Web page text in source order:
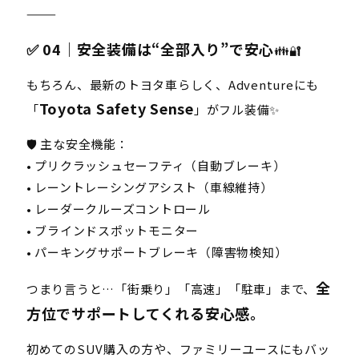
⸻
✅ 04｜安全装備は“全部入り”で安心👪🔐
もちろん、最新のトヨタ車らしく、Adventureにも
「Toyota Safety Sense 」がフル装備✨
🛡️ 主な安全機能：
• プリクラッシュセーフティ（自動ブレーキ）
• レーントレーシングアシスト（車線維持）
• レーダークルーズコントロール
• ブラインドスポットモニター
• パーキングサポートブレーキ（障害物検知）
つまり言うと…「街乗り」「高速」「駐車」まで、全
方位でサポートしてくれる安心感。
初めてのSUV購入の方や、ファミリーユースにもバッ